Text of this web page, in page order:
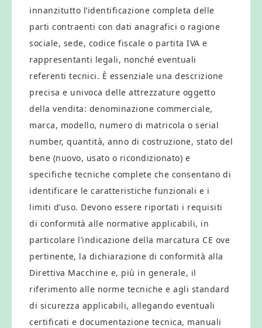
innanzitutto l’identificazione completa delle
parti contraenti con dati anagrafici o ragione
sociale, sede, codice fiscale o partita IVA e
rappresentanti legali, nonché eventuali
referenti tecnici. È essenziale una descrizione
precisa e univoca delle attrezzature oggetto
della vendita: denominazione commerciale,
marca, modello, numero di matricola o serial
number, quantità, anno di costruzione, stato del
bene (nuovo, usato o ricondizionato) e
specifiche tecniche complete che consentano di
identificare le caratteristiche funzionali e i
limiti d’uso. Devono essere riportati i requisiti
di conformità alle normative applicabili, in
particolare l’indicazione della marcatura CE ove
pertinente, la dichiarazione di conformità alla
Direttiva Macchine e, più in generale, il
riferimento alle norme tecniche e agli standard
di sicurezza applicabili, allegando eventuali
certificati e documentazione tecnica, manuali